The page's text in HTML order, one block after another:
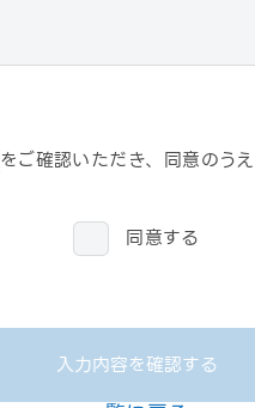
をご確認いただき、 同意のう
同意する
入力内容を確認する